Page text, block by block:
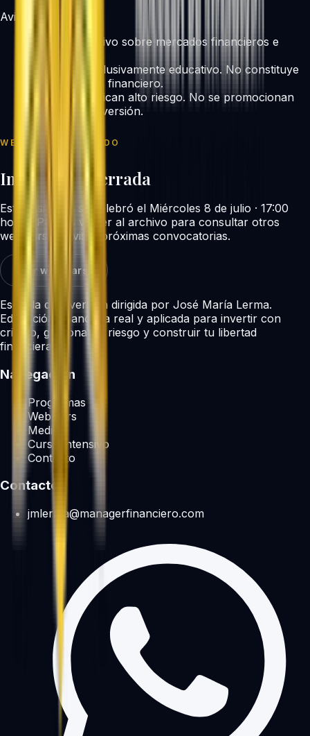
Aviso legal
Evento formativo sobre mercados financieros e
Contenido exclusivamente educativo. No constituye
asesoramiento financiero.
Los CFDs implican alto riesgo. No se promocionan
servicios de inversión.
WEBINAR REALIZADO
Inscripción cerrada
Esta sesión ya se celebró el Miércoles 8 de julio · 17:00
horas
. Puedes volver al archivo para consultar otros
webinars o revisar próximas convocatorias.
Ver webinars
Escuela de inversión dirigida por José María Lerma.
Educación financiera real y aplicada para invertir con
criterio, gestionar el riesgo y construir tu libertad
financiera.
Navegación
Programas
Webinars
Medios
Curso intensivo
Contacto
Contacto
jmlerma@managerfinanciero.com